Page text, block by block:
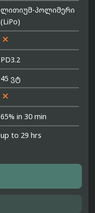
ლითიუმ-პოლიმერი
(LiPo)

PD3.2
45 ვტ

65% in 30 min
up to 29 hrs